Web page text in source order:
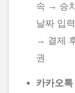
속 → 승
날짜 입
→ 결제
권
카카오톡